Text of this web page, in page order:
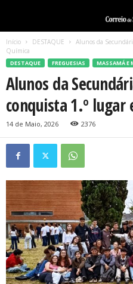
Início DESTAQUE
Alunos da
Química
DESTAQUE FREGUESIAS MASSAMÁ E
Alunos da
conquista 1.º lugar
14 de Maio, 2026 2376